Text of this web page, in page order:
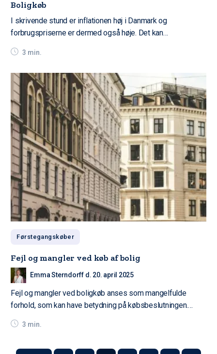
Boligkøb
I skrivende stund er inflationen høj i Danmark og
forbrugspriserne er dermed også høje. Det kan…
3 min.
Førstegangskøber
Fejl og mangler ved køb af bolig
Emma Sterndorff d. 20. april 2025
Fejl og mangler ved boligkøb anses som mangelfulde
forhold, som kan have betydning på købsbeslutningen.
Benyt…
3 min.